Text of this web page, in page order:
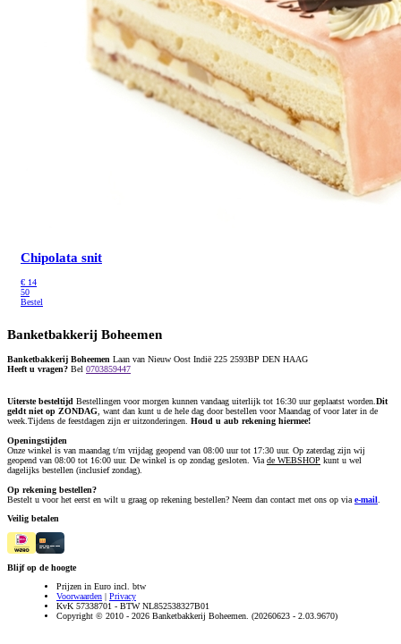
Chipolata snit
€ 14
50
Bestel
Banketbakkerij Boheemen
Banketbakkerij Boheemen Laan van Nieuw Oost Indië 225 2593BP DEN HAAG
Heeft u vragen? Bel 0703859447
Uiterste besteltijd Bestellingen voor morgen kunnen vandaag uiterlijk tot 16:30 uur geplaatst worden. Dit
geldt niet op ZONDAG , want dan kunt u de hele dag door bestellen voor Maandag of voor later in de
week.Tijdens de feestdagen zijn er uitzonderingen. Houd u aub rekening hiermee!
Openingstijden
Onze winkel is van maandag t/m vrijdag geopend van 08:00 uur tot 17:30 uur. Op zaterdag zijn wij
geopend van 08:00 tot 16:00 uur. De winkel is op zondag gesloten. Via de WEBSHOP kunt u wel
dagelijks bestellen (inclusief zondag).
Op rekening bestellen?
Bestelt u voor het eerst en wilt u graag op rekening bestellen? Neem dan contact met ons op via e-mail
Veilig betalen
Blijf op de hoogte
Prijzen in Euro incl. btw
Voorwaarden | Privacy
KvK 57338701 - BTW NL852538327B01
Copyright © 2010 - 2026 Banketbakkerij Boheemen. (20260623 - 2.03.9670)